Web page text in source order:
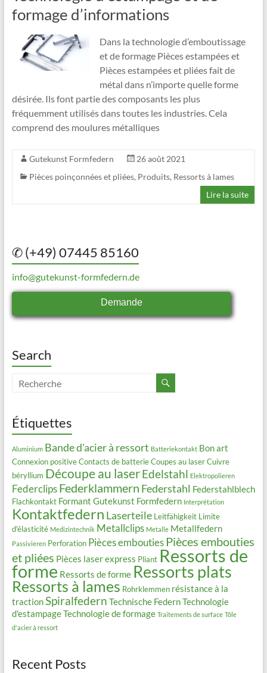
formage d’informations
Dans la technologie d’emboutissage
et de formage Pièces estampées et
Pièces estampées et pliées fait de
métal dans n’importe quelle forme
désirée. Ils font partie des composants les plus
fréquemment utilisés dans toutes les industries. Cela
comprend des moulures métalliques
Gutekunst Formfedern
26 août 2021
Pièces poinçonnées et pliées, Produits, Ressorts à lames
Lire la suite
✆ (+49) 07445 85160
info@gutekunst-formfedern.de
Demande
Search
Étiquettes
Aluminium Bande d'acier à ressort Batteriekontakt Bon art
Connexion positive Contacts de batterie Coupes au laser Cuivre
béryllium Découpe au laserEdelstahl Elektropolieren
Federclips Federklammern Federstahl Federstahlblech
Flachkontakt Formant Gutekunst Formfedern Interprétation
Kontaktfedern Laserteile Leitfähigkeit Limite
d'élasticité Medizintechnik Metallclips Metalle Metallfedern
Passivieren Perforation Pièces embouties Pièces embouties
et pliées Pièces laser express Pliant Ressorts de
forme Ressorts de forme Ressorts plats
Ressorts à lames Rohrklemmen résistance à la
tractionSpiralfedern Technische FedernTechnologie
d'estampageTechnologie de formage Traitements de surface Tôle
d'acier à ressort
Recent Posts